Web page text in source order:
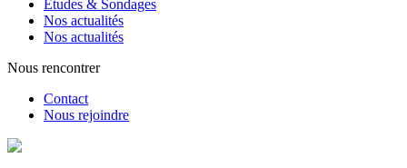
Études & Sondages
Nos actualités
Nos actualités
Nous rencontrer
Contact
Nous rejoindre